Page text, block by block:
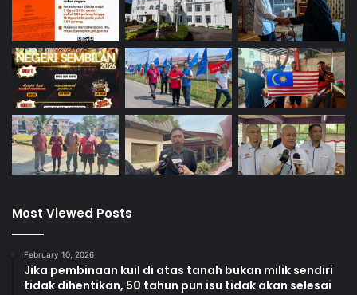
l
a
w
M
a
l
a
i
a
Most Viewed Posts
February 10, 2026
Jika pembinaan kuil di atas tanah bukan milik sendiri
tidak dihentikan, 50 tahun pun isu tidak akan selesai